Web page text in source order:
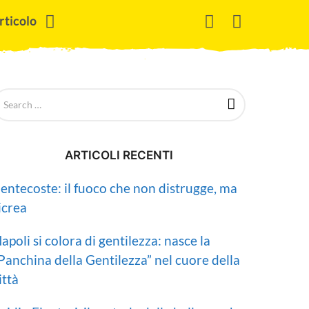
ARTICOLI RECENTI
il fuoco che non distrugge, ma
si colora di gentilezza: nasce la
della Gentilezza” nel cuore della